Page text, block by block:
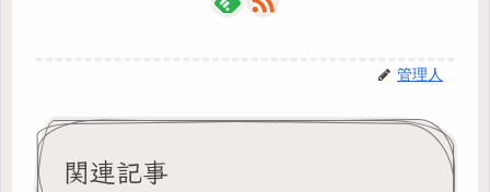
管理人
関連記事